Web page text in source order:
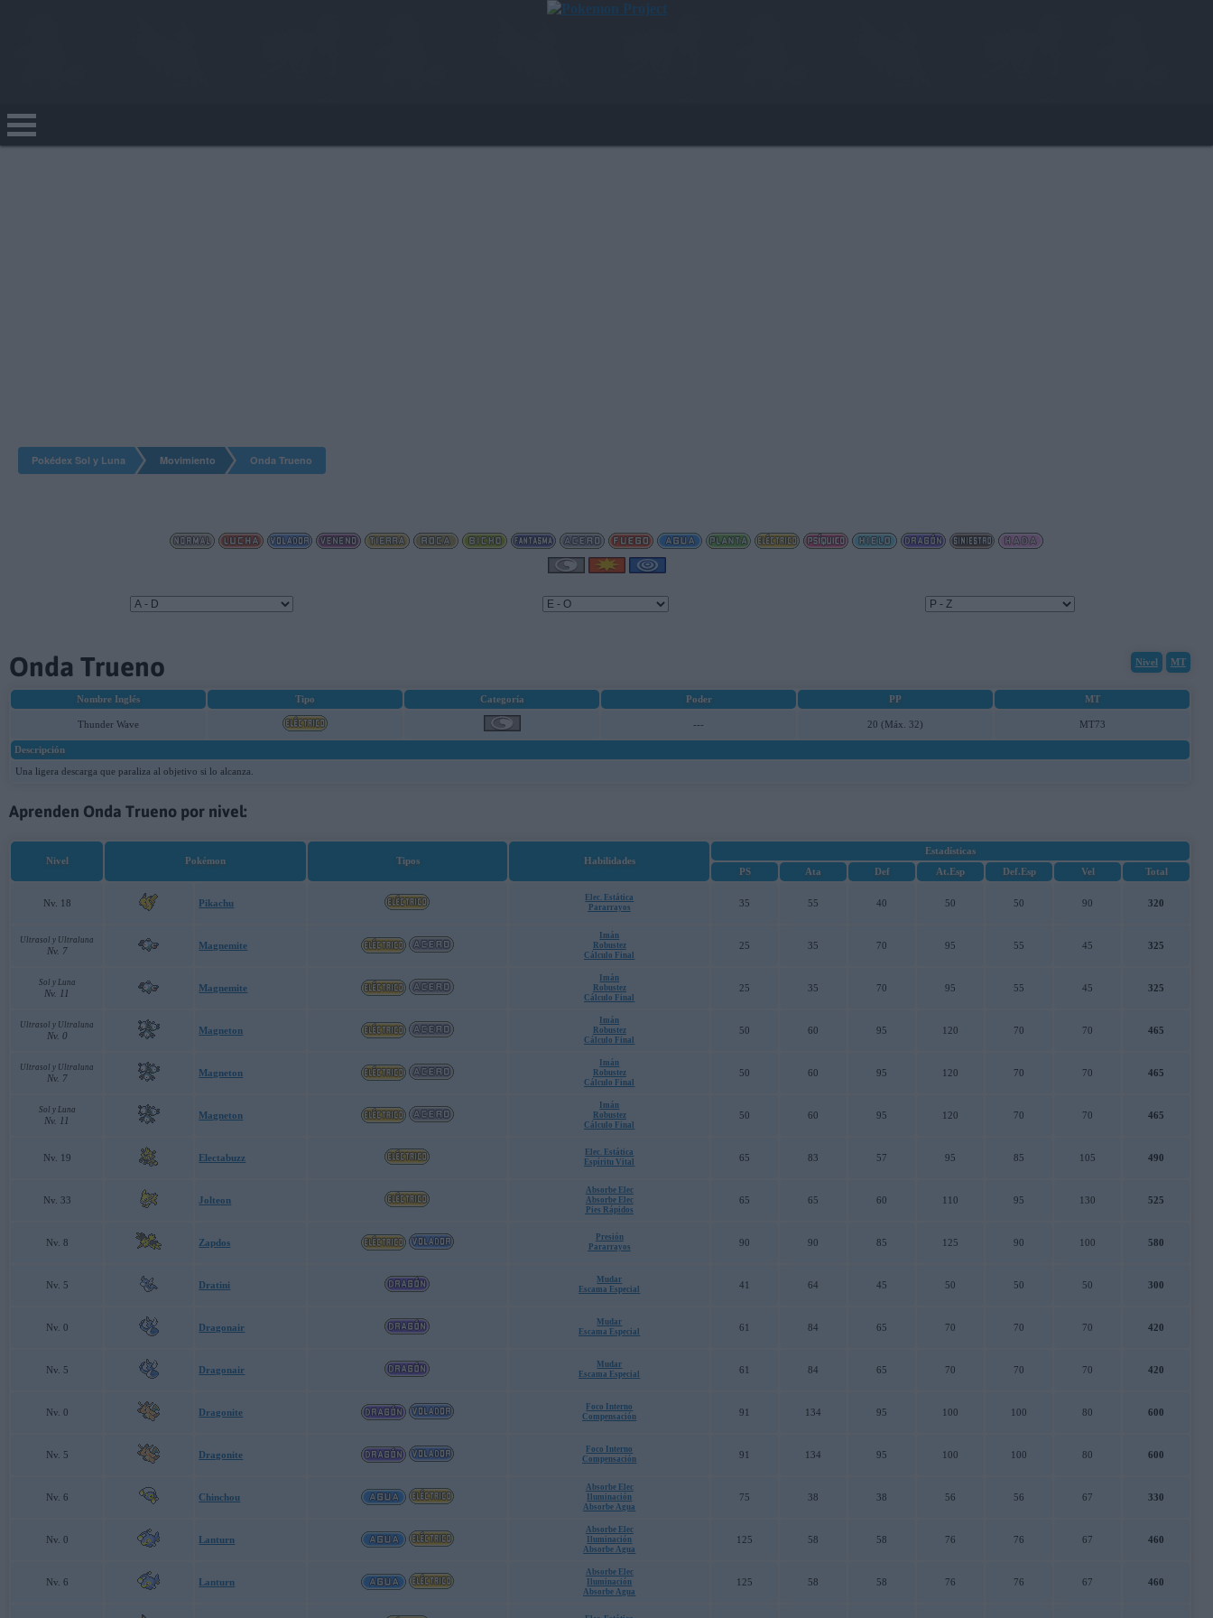
Pokédex Sol y Luna Movimiento Onda Trueno
Onda Trueno MT
Nivel
Nombre Inglés Tipo Categoría Poder PP MT
Thunder Wave --- 20 (Máx. 32) MT73
Descripción
Una ligera descarga que paraliza al objetivo si lo alcanza.
Aprenden Onda Trueno por nivel:
Nivel Pokémon Tipos Habilidades
Estadísticas
PS
Ata Def At.Esp Def.Esp Vel Total
Nv. 18 Pikachu
Elec. Estática
Pararrayos
35 55 40 50 50 90 320
Ultrasol y Ultraluna
Nv. 7 Magnemite
Imán
Robustez
Cálculo Final
25 35 70 95 55 45 325
Sol y Luna
Nv. 11 Magnemite
Imán
Robustez
Cálculo Final
25 35 70 95 55 45 325
Ultrasol y Ultraluna
Nv. 0 Magneton
Imán
Robustez
Cálculo Final
50 60 95 120 70 70 465
Ultrasol y Ultraluna
Nv. 7 Magneton
Imán
Robustez
Cálculo Final
50 60 95 120 70 70 465
Sol y Luna
Nv. 11 Magneton
Imán
Robustez
Cálculo Final
50 60 95 120 70 70 465
Nv. 19 Electabuzz
Elec. Estática
Espíritu Vital
65 83 57 95 85 105 490
Nv. 33 Jolteon
Absorbe Elec
Absorbe Elec
Pies Rápidos
65 65 60 110 95 130 525
Nv. 8 Zapdos
Presión
Pararrayos
90 90 85 125 90 100 580
Nv. 5 Dratini
Mudar
Escama Especial
41 64 45 50 50 50 300
Nv. 0 Dragonair
Mudar
Escama Especial
61 84 65 70 70 70 420
Nv. 5 Dragonair
Mudar
Escama Especial
61 84 65 70 70 70 420
Nv. 0 Dragonite
Foco Interno
Compensación
91 134 95 100 100 80 600
Nv. 5 Dragonite
Foco Interno
Compensación
91 134 95 100 100 80 600
Nv. 6 Chinchou
Absorbe Elec
Iluminación
Absorbe Agua
75 38 38 56 56 67 330
Nv. 0 Lanturn
Absorbe Elec
Iluminación
Absorbe Agua
125 58 58 76 76 67 460
Nv. 6 Lanturn
Absorbe Elec
Iluminación
Absorbe Agua
125 58 58 76 76 67 460